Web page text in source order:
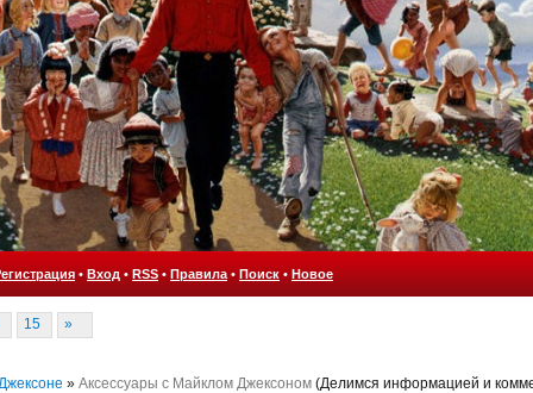
• Вход • RSS • Правила • Поиск • Новое
15 »
» Аксессуары с Майклом Джексоном (Делимся информацией и